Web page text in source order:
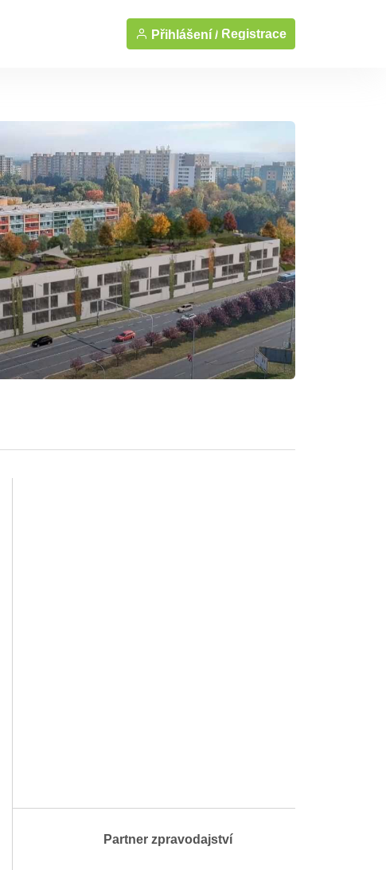
Přihlášení / Registrace
Partner zpravodajství